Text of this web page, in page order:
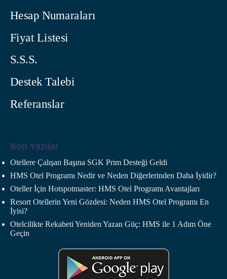
Hesap Numaraları
Fiyat Listesi
S.S.S.
Destek Talebi
Referanslar
Son Yazılar
Otellere Çalışan Başına SGK Prim Desteği Geldi
HMS Otel Programı Nedir ve Neden Diğerlerinden Daha İyidir?
Oteller İçin Hotspotmaster: HMS Otel Programı Avantajları
Resort Otellerin Yeni Gözdesi: Neden HMS Otel Programı En
İyisi?
Otelcilikte Rekabeti Yeniden Yazan Güç: HMS ile 1 Adım Öne
Geçin